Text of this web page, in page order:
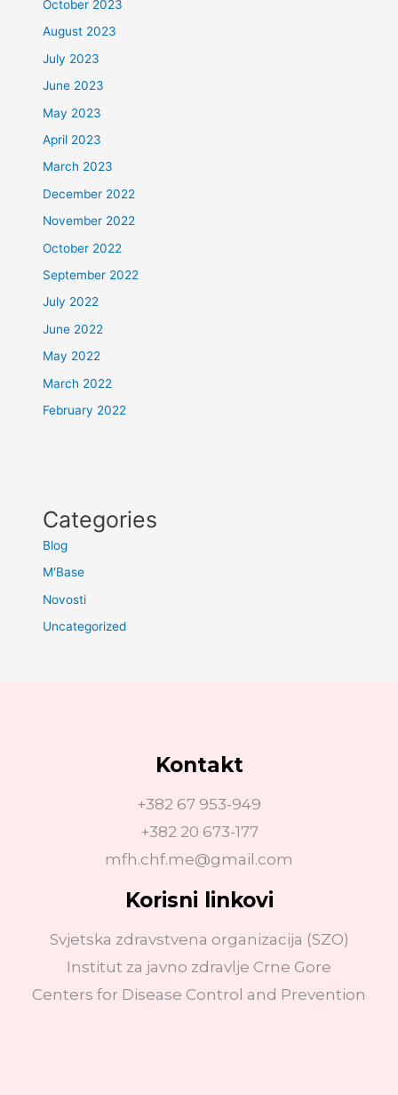
October 2023
August 2023
July 2023
June 2023
May 2023
April 2023
March 2023
December 2022
November 2022
October 2022
September 2022
July 2022
June 2022
May 2022
March 2022
February 2022
Categories
Blog
M'Base
Novosti
Uncategorized
Kontakt
+382 67 953-949
+382 20 673-177
mfh.chf.me@gmail.com
Korisni linkovi
Svjetska zdravstvena organizacija (SZO)
Institut za javno zdravlje Crne Gore
Centers for Disease Control and Prevention